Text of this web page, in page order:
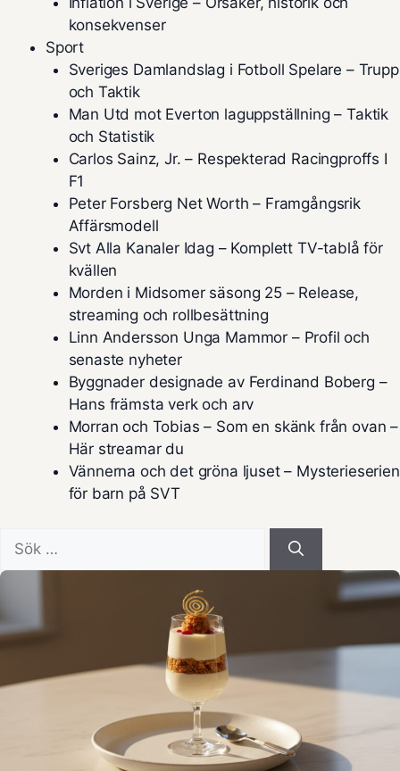
konsekvenser
Sport
Sveriges Damlandslag i Fotboll Spelare – Trupp
och Taktik
Man Utd mot Everton laguppställning – Taktik
och Statistik
Carlos Sainz, Jr. – Respekterad Racingproffs I
F1
Peter Forsberg Net Worth – Framgångsrik
Affärsmodell
Svt Alla Kanaler Idag – Komplett TV-tablå för
kvällen
Morden i Midsomer säsong 25 – Release,
streaming och rollbesättning
Linn Andersson Unga Mammor – Profil och
senaste nyheter
Byggnader designade av Ferdinand Boberg –
Hans främsta verk och arv
Morran och Tobias – Som en skänk från ovan –
Här streamar du
Vännerna och det gröna ljuset – Mysterieserien
för barn på SVT
efter: